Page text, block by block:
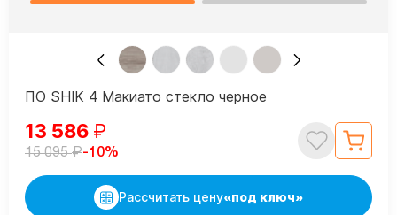
ПО SHIK 4 Макиато стекло черное
13 586 ₽
15 095₽-10%
Рассчитать цену«под ключ»